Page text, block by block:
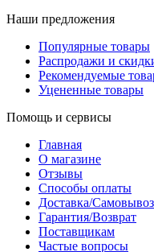
Наши предложения
Популярные товары
Распродажи и
Рекомендуемые
Уцененные товары
Помощь и сервисы
Главная
О магазине
Отзывы
Способы оплаты
Доставка/Самовывоз
Гарантия/Возврат
Поставщикам
Частые вопросы